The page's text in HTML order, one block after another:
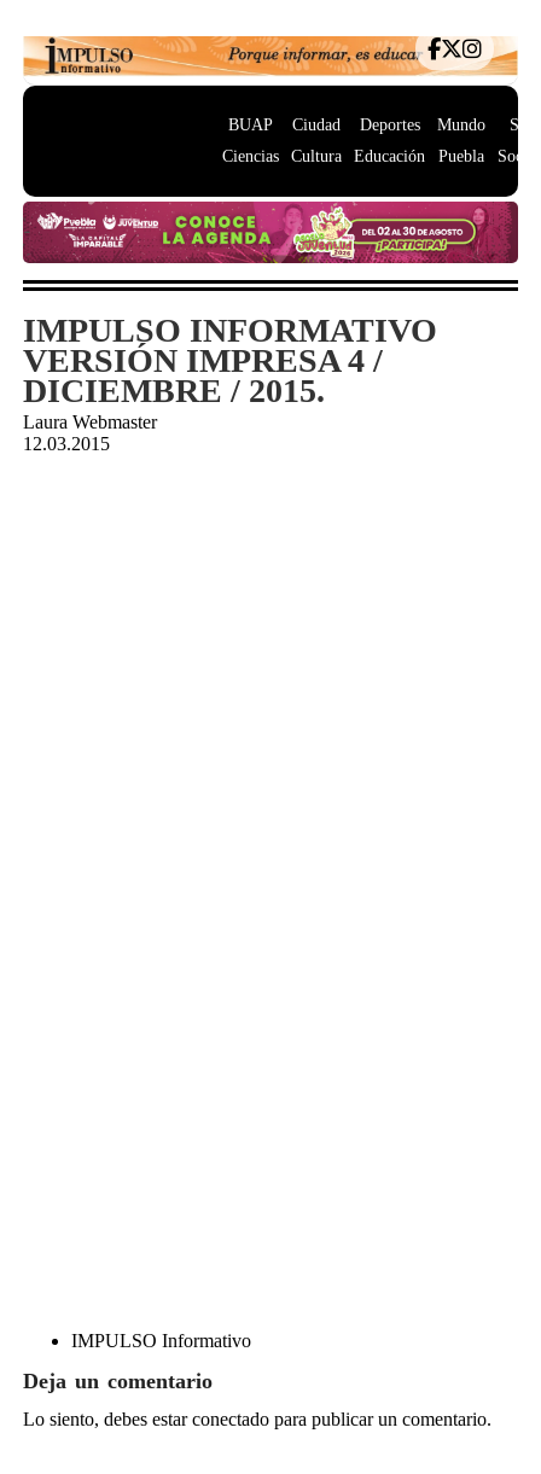
BUAP
Ciencias
Ciudad
Cultura
Deportes
Educación
Mundo
Puebla
IMPULSO INFORMATIVO
VERSIÓN IMPRESA 4 /
DICIEMBRE / 2015.
Laura Webmaster
12.03.2015
IMPULSO Informativo
Deja un comentario
Lo siento, debes estarconectadopara publicar un comentario.